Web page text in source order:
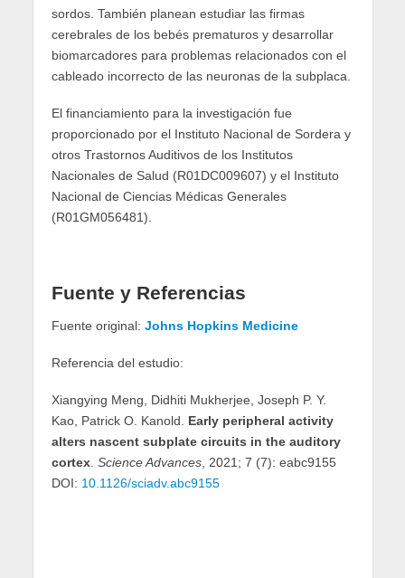
sordos. También planean estudiar las firmas
cerebrales de los bebés prematuros y desarrollar
biomarcadores para problemas relacionados con el
cableado incorrecto de las neuronas de la subplaca.
El financiamiento para la investigación fue
proporcionado por el Instituto Nacional de Sordera y
otros Trastornos Auditivos de los Institutos
Nacionales de Salud (R01DC009607) y el Instituto
Nacional de Ciencias Médicas Generales
(R01GM056481).
Fuente y Referencias
Fuente original: Johns Hopkins Medicine
Referencia del estudio:
Xiangying Meng, Didhiti Mukherjee, Joseph P. Y.
Kao, Patrick O. Kanold. Early peripheral activity
alters nascent subplate circuits in the auditory
cortex. Science Advances, 2021; 7 (7): eabc9155
DOI: 10.1126/sciadv.abc9155